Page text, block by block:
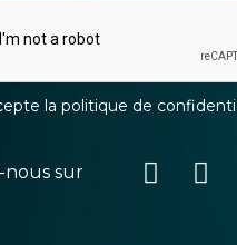
la politique de
nous sur